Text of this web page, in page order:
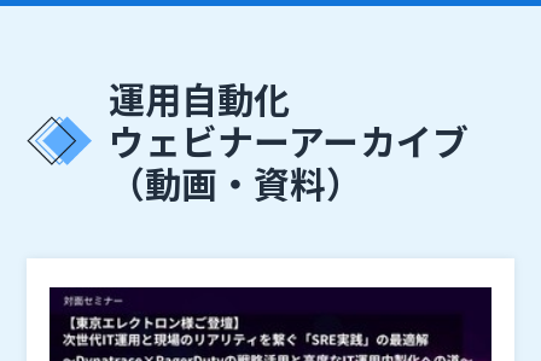
運用自動化
ウェビナーアーカイブ
（動画・資料）